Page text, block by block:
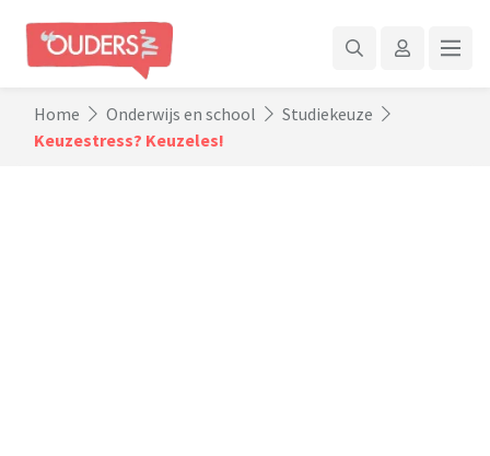
Home Onderwijs en school
Studiekeuze
Keuzestress? Keuzeles!